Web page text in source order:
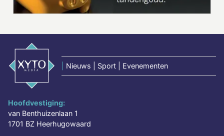
Nieuws | Sport | Evenementen
Hoofdvestiging:
van Benthuizenlaan 1
1701 BZ Heerhugowaard